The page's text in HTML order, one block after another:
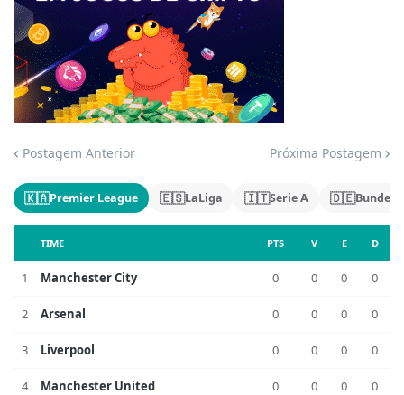
Jogue com responsabilidade. 18+
Postagem Anterior Próxima Postagem
🇰🇦Premier League 🇪🇸LaLiga 🇮🇹Serie A 🇩🇪
TIME PTS V E D
1 Manchester City 0 0 0 0
2 Arsenal 0 0 0 0
3 Liverpool 0 0 0 0
4 Manchester United 0 0 0 0